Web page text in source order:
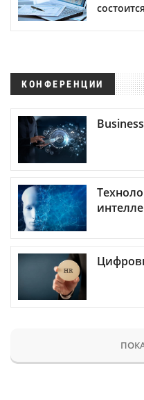
КОНФЕРЕНЦИИ